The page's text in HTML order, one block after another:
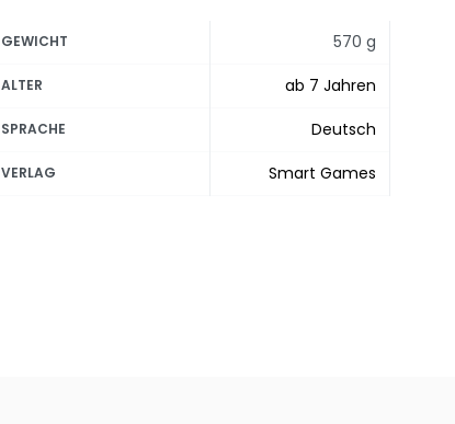
GEWICHT 570 g
ALTER ab 7 Jahren
SPRACHE Deutsch
VERLAG Smart Games